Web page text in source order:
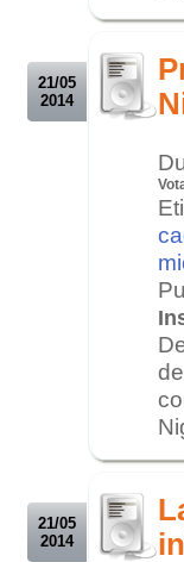
21/05
2014
21/05
2014